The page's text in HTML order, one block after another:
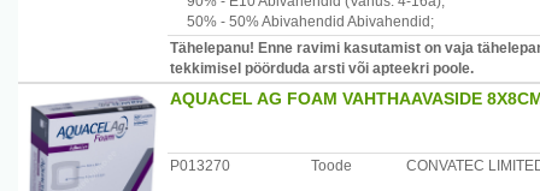
50% - 50% Abivahendid Abivahendid ;
Tähelepanu! Enne ravimi kasutamist on vaja
tekkimisel pöörduda arsti või apteekri poole.
AQUACEL AG FOAM VAHTHAAVASIDE
P013270 Toode CONVATEC